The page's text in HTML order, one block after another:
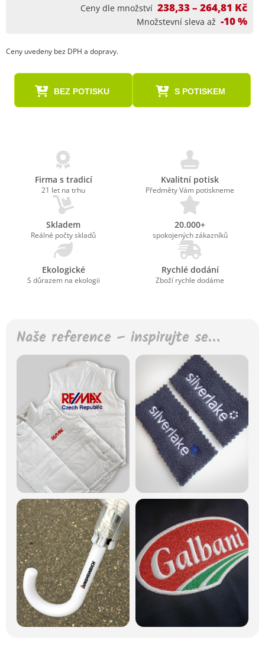
Ceny dle množství 238,33 – 264,81 Kč
Množstevní sleva až -10 %
Ceny uvedeny bez DPH a dopravy.
BEZ POTISKU S POTISKEM
Firma s tradicí
21 let na trhu
Kvalitní potisk
Předměty Vám potiskneme
Skladem
Reálné počty skladů
20.000+
spokojených zákazníků
Ekologické
S důrazem na ekologii
Rychlé dodání
Zboží rychle dodáme
Naše reference – inspirujte se…